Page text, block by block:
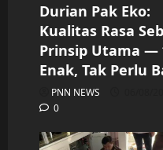
Durian Pak Eko:
Kualitas Rasa
Prinsip Utama —
Enak, Tak Perlu
PNN NEWS
0